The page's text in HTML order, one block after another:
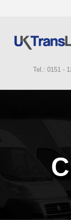
Tel.: 0151 -